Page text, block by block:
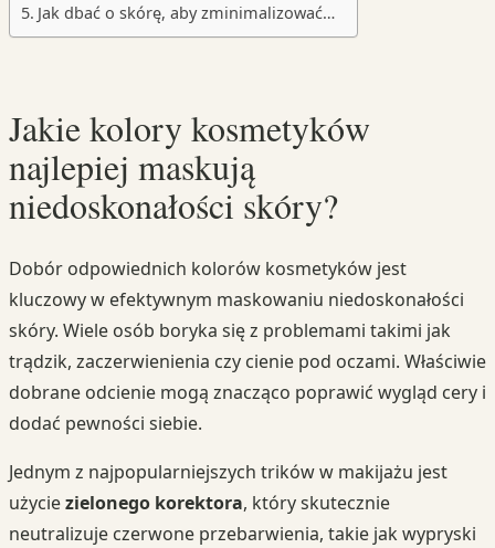
Jak dbać o skórę, aby zminimalizować…
Jakie kolory kosmetyków
najlepiej maskują
niedoskonałości skóry?
Dobór odpowiednich kolorów kosmetyków jest
kluczowy w efektywnym maskowaniu niedoskonałości
skóry. Wiele osób boryka się z problemami takimi jak
trądzik, zaczerwienienia czy cienie pod oczami. Właściwie
dobrane odcienie mogą znacząco poprawić wygląd cery i
dodać pewności siebie.
Jednym z najpopularniejszych trików w makijażu jest
użyciezielonego korektora, który skutecznie
neutralizuje czerwone przebarwienia, takie jak wypryski